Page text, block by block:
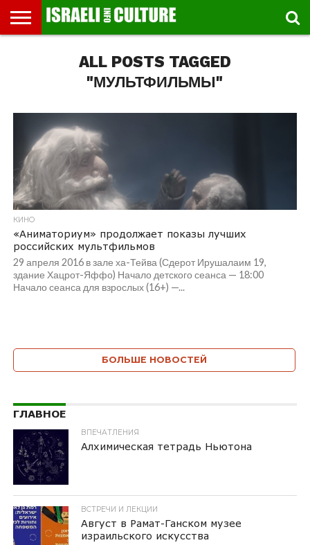
ФЕСТИВАЛЕЙ
ВЫХОДНОГО
ПРОГУЛЬЩИКА
ВПЕЧАТЛЕНИЯALL POSTS TAGGED
"МУЛЬТФИЛЬМЫ"
КИНО
«Аниматориум» продолжает показы лучших
российских мультфильмов
29 апреля 2016 в зале ха-Тейва (Сдерот Ирушалаим 19,
здание Хацрот-Яффо) Начало детского сеанса — 18:00
Начало сеанса для взрослых (16+) —...
БОЛЬШЕ НОВОСТЕЙ
ГЛАВНОЕ
ВПЕЧАТЛЕНИЯ
Алхимическая тетрадь Ньютона
ВСТРЕЧИ И ЛЕКЦИИ
Август в Рамат-Ганском музее
израильского искусства